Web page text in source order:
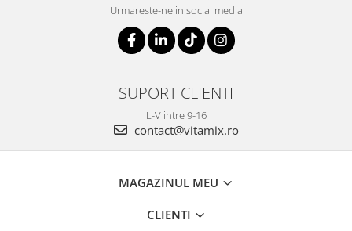
Urmareste-ne in social media
SUPORT CLIENTI
L-V intre 9-16
contact@vitamix.ro
MAGAZINUL MEU
CLIENTI